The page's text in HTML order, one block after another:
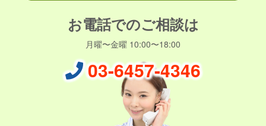
お電話でのご相談は
月曜〜金曜 10:00〜18:00
03-6457-4346